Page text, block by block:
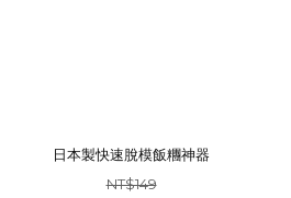
日本製快速脫模飯糰神器
NT$149